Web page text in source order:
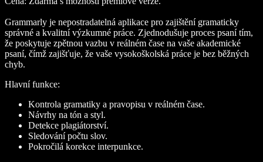
Grammarly je nepostradatelná aplikace pro zajištění gramaticky
správné a kvalitní výzkumné práce. Zjednodušuje proces psaní tím,
že poskytuje zpětnou vazbu v reálném čase na vaše akademické
psaní, čímž zajišťuje, že vaše vysokoškolská práce je bez běžných
chyb.
Hlavní funkce:
Kontrola gramatiky a pravopisu v reálném čase.
Návrhy na tón a styl.
Detekce plagiátorství.
Sledování počtu slov.
Pokročilá korekce interpunkce.